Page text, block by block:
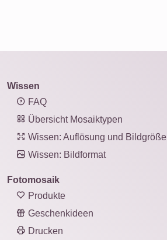
Wissen
FAQ
Übersicht Mosaiktypen
Wissen: Auflösung und Bildgröße
Wissen: Bildformat
Fotomosaik
Produkte
Geschenkideen
Drucken